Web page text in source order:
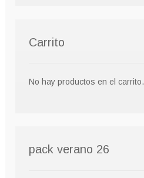
Carrito
No hay productos en el carrito.
pack verano 26